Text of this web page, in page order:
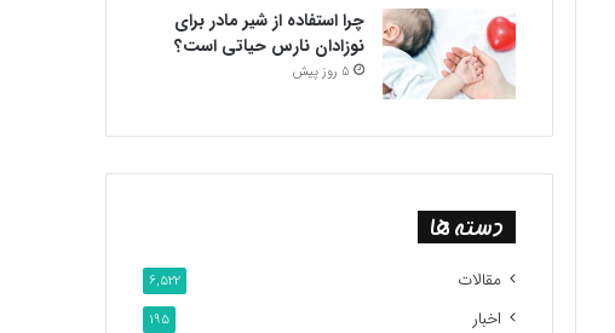
چرا استفاده از شیر مادر برای
نوزادان نارس حیاتی است؟
5 روز پیش
دسته ها
مقالات 6,522
اخبار 195